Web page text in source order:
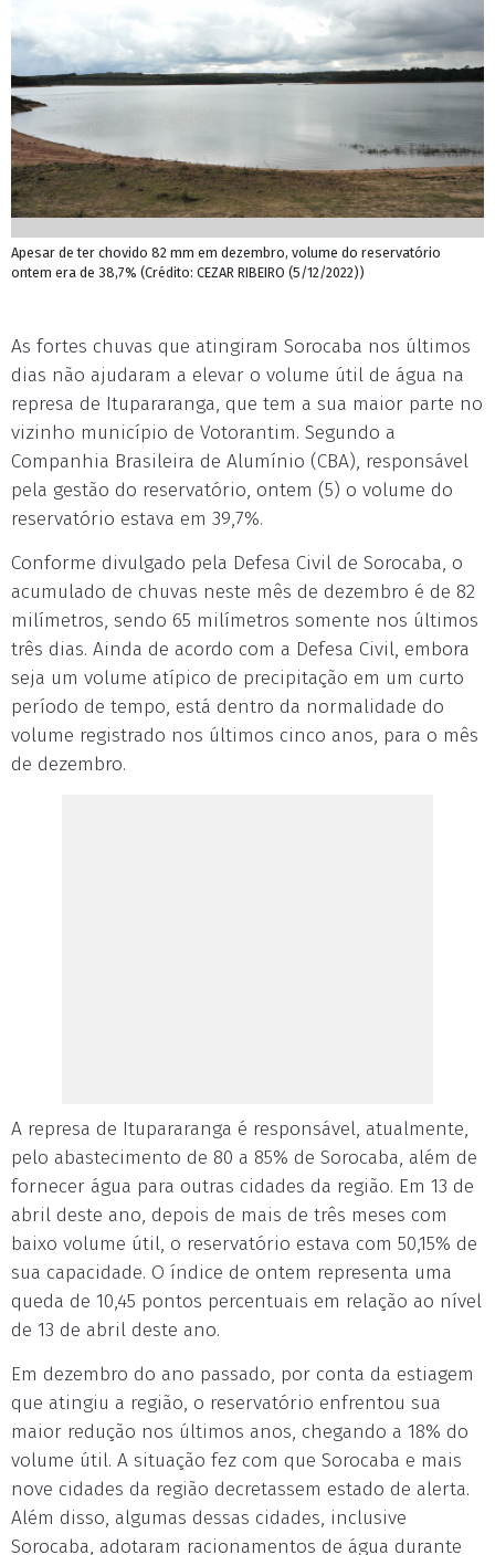
Apesar de ter chovido 82 mm em dezembro, volume do reservatório
ontem era de 38,7% (Crédito: CEZAR RIBEIRO (5/12/2022))
As fortes chuvas que atingiram Sorocaba nos últimos
dias não ajudaram a elevar o volume útil de água na
represa de Itupararanga, que tem a sua maior parte no
vizinho município de Votorantim. Segundo a
Companhia Brasileira de Alumínio (CBA), responsável
pela gestão do reservatório, ontem (5) o volume do
reservatório estava em 39,7%.
Conforme divulgado pela Defesa Civil de Sorocaba, o
acumulado de chuvas neste mês de dezembro é de 82
milímetros, sendo 65 milímetros somente nos últimos
três dias. Ainda de acordo com a Defesa Civil, embora
seja um volume atípico de precipitação em um curto
período de tempo, está dentro da normalidade do
volume registrado nos últimos cinco anos, para o mês
de dezembro.
A represa de Itupararanga é responsável, atualmente,
pelo abastecimento de 80 a 85% de Sorocaba, além de
fornecer água para outras cidades da região. Em 13 de
abril deste ano, depois de mais de três meses com
baixo volume útil, o reservatório estava com 50,15% de
sua capacidade. O índice de ontem representa uma
queda de 10,45 pontos percentuais em relação ao nível
de 13 de abril deste ano.
Em dezembro do ano passado, por conta da estiagem
que atingiu a região, o reservatório enfrentou sua
maior redução nos últimos anos, chegando a 18% do
volume útil. A situação fez com que Sorocaba e mais
nove cidades da região decretassem estado de alerta.
Além disso, algumas dessas cidades, inclusive
Sorocaba, adotaram racionamentos de água durante